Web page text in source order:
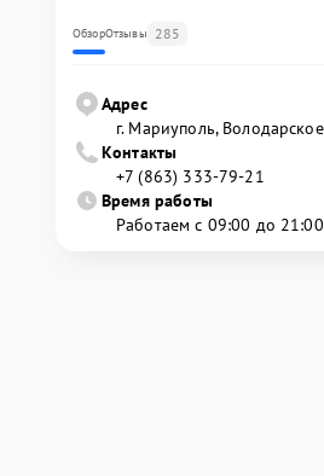
ОбзорОтзывы 285
Адрес
г. Мариуполь,
Контакты
+7 (863) 333-79-21
Время работы
Работаем с 09:00 до 21:00